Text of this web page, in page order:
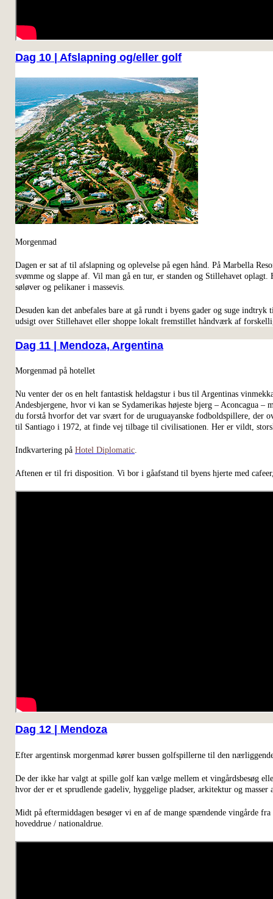
Dag 10 | Afslapning og/eller golf
Morgenmad
Dagen er sat af til afslapning og oplevelse på egen hånd. På Marbella
svømme og slappe af. Vil man gå en tur, er standen og Stillehavet
søløver og pelikaner i massevis.
Desuden kan det anbefales bare at gå rundt i byens gader og suge
udsigt over Stillehavet eller shoppe lokalt fremstillet håndværk af
Dag 11 | Mendoza, Argentina
Morgenmad på hotellet
Nu venter der os en helt fantastisk heldagstur i bus til Argentinas
Andesbjergene, hvor vi kan se Sydamerikas højeste bjerg – Aconcagua –
du forstå hvorfor det var svært for de uruguayanske fodboldspillere, der
til Santiago i 1972, at finde vej tilbage til civilisationen. Her er vildt,
Indkvartering på Hotel Diplomatic.
Aftenen er til fri disposition. Vi bor i gåafstand til byens hjerte med
Dag 12 | Mendoza
Efter argentinsk morgenmad kører bussen golfspillerne til den
De der ikke har valgt at spille golf kan vælge mellem et vingårdsbesøg
hvor der er et sprudlende gadeliv, hyggelige pladser, arkitektur og masser
Midt på eftermiddagen besøger vi en af de mange spændende vingårde
hoveddrue / nationaldrue.